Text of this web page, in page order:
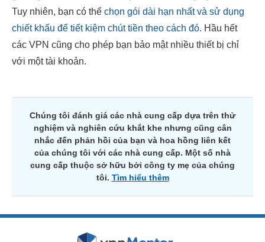
Tuy nhiên, bạn có thể chọn gói dài hạn nhất và sử dụng
chiết khấu để tiết kiệm chút tiền theo cách đó. Hầu hết
các VPN cũng cho phép bạn bảo mật nhiều thiết bị chỉ
với một tài khoản.
Chúng tôi đánh giá các nhà cung cấp dựa trên thử
nghiệm và nghiên cứu khắt khe nhưng cũng cân
nhắc đến phản hồi của bạn và hoa hồng liên kết
của chúng tôi với các nhà cung cấp. Một số nhà
cung cấp thuộc sở hữu bởi công ty mẹ của chúng
tôi. Tìm hiểu thêm